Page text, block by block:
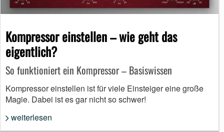
Kompressor einstellen – wie geht das
eigentlich?
So funktioniert ein Kompressor – Basiswissen
Kompressor einstellen ist für viele Einsteiger eine große
Magie. Dabei ist es gar nicht so schwer!
weiterlesen